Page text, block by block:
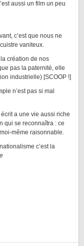
aussi un film un peu
c’est que nous ne
vaniteux.
création de nos
pas la paternité, elle
industrielle) [SCOOP !]
n’est pas si mal
a une vie aussi riche
qui se reconnaîtra : ce
même raisonnable.
c’est la